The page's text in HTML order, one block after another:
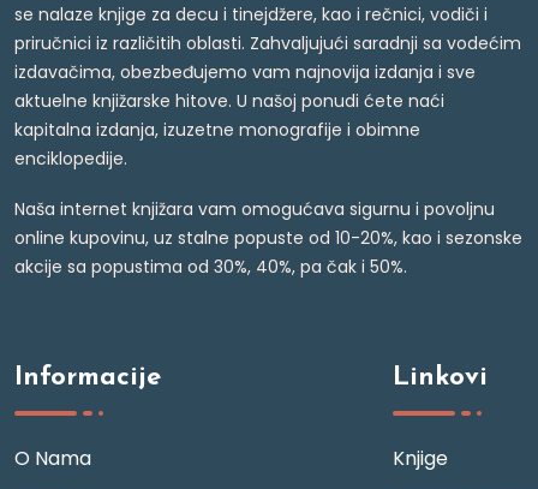
se nalaze knjige za decu i tinejdžere, kao i rečnici, vodiči i
priručnici iz različitih oblasti. Zahvaljujući saradnji sa vodećim
izdavačima, obezbeđujemo vam najnovija izdanja i sve
aktuelne knjižarske hitove. U našoj ponudi ćete naći
kapitalna izdanja, izuzetne monografije i obimne
enciklopedije.
Naša internet knjižara vam omogućava sigurnu i povoljnu
online kupovinu, uz stalne popuste od 10-20%, kao i sezonske
akcije sa popustima od 30%, 40%, pa čak i 50%.
Informacije
O Nama
Linkovi
Knjige